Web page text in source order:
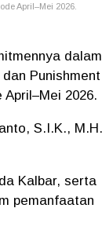
April–Mei 2026.
dalam
Punishment
2026.
S.I.K.,
Kalbar, serta
pemanfaatan